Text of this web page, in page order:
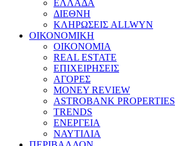
ΕΛΛΑΔΑ
ΔΙΕΘΝΗ
ΚΛΗΡΩΣΕΙΣ ALLWYN
ΟΙΚΟΝΟΜΙΚΗ
ΟΙΚΟΝΟΜΙΑ
REAL ESTATE
ΕΠΙΧΕΙΡΗΣΕΙΣ
ΑΓΟΡΕΣ
MONEY REVIEW
ASTROBANK PROPERTIES
TRENDS
ΕΝΕΡΓΕΙΑ
ΝΑΥΤΙΛΙΑ